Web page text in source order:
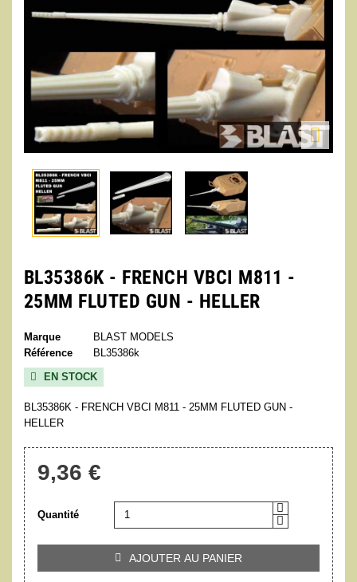

BL35386K - FRENCH VBCI M811 -
25MM FLUTED GUN - HELLER
Marque
BLAST MODELS
Référence
BL35386k
 EN STOCK
BL35386K - FRENCH VBCI M811 - 25MM FLUTED GUN -
HELLER
9,36 €
Quantité
 AJOUTER AU PANIER